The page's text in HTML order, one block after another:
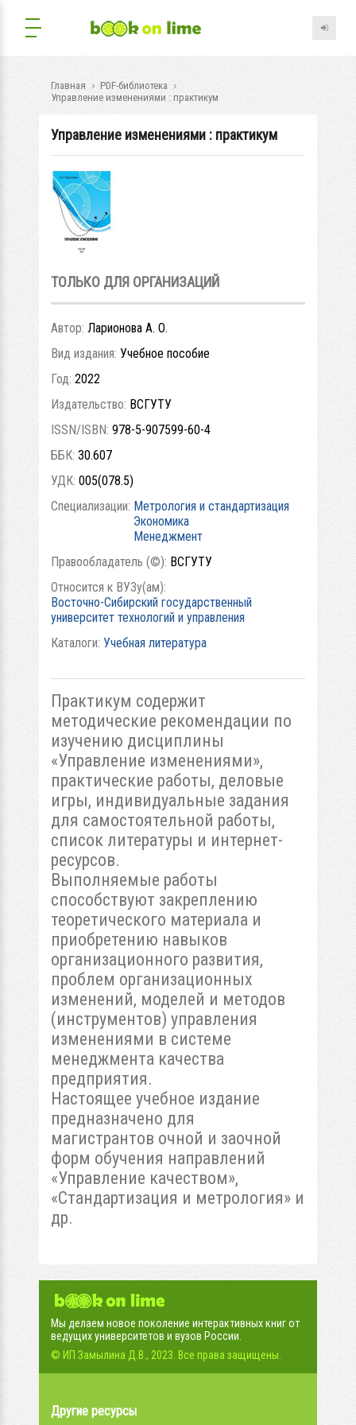
Главная
PDF-библиотека
Управление изменениями : практикум
Управление изменениями : практикум
ТОЛЬКО ДЛЯ ОРГАНИЗАЦИЙ
Автор: Ларионова А. О.
Вид издания: Учебное пособие
Год: 2022
Издательство: ВСГУТУ
ISSN/ISBN: 978-5-907599-60-4
ББК: 30.607
УДК: 005(078.5)
Специализации: Метрология и стандартизация
Экономика
Менеджмент
Правообладатель (©): ВСГУТУ
Относится к ВУЗу(ам):
Восточно-Сибирский государственный
университет технологий и управления
Каталоги: Учебная литература
Практикум содержит
методические рекомендации по
изучению дисциплины
«Управление изменениями»,
практические работы, деловые
игры, индивидуальные задания
для самостоятельной работы,
список литературы и интернет-
ресурсов.
Выполняемые работы
способствуют закреплению
теоретического материала и
приобретению навыков
организационного развития,
проблем организационных
изменений, моделей и методов
(инструментов) управления
изменениями в системе
менеджмента качества
предприятия.
Настоящее учебное издание
предназначено для
магистрантов очной и заочной
форм обучения направлений
«Управление качеством»,
«Стандартизация и метрология» и
др.
Мы делаем новое поколение интерактивных книг от
ведущих университетов и вузов России.
© ИП Замылина Д.В., 2023. Все права защищены.
Другие ресурсы